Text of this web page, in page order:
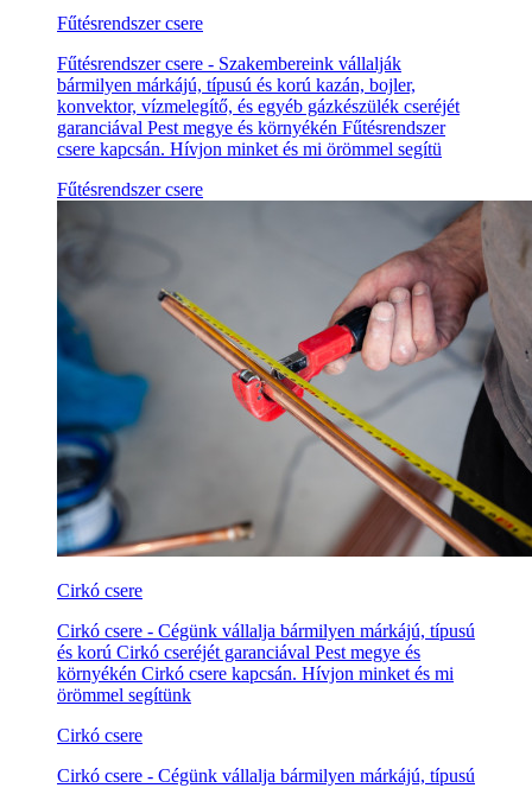
Fűtésrendszer csere
Fűtésrendszer csere - Szakembereink vállalják
bármilyen márkájú, típusú és korú kazán, bojler,
konvektor, vízmelegítő, és egyéb gázkészülék cseréjét
garanciával Pest megye és környékén Fűtésrendszer
csere kapcsán. Hívjon minket és mi örömmel segítü
Fűtésrendszer csere
Cirkó csere
Cirkó csere - Cégünk vállalja bármilyen márkájú, típusú
és korú Cirkó cseréjét garanciával Pest megye és
környékén Cirkó csere kapcsán. Hívjon minket és mi
örömmel segítünk
Cirkó csere
Cirkó csere - Cégünk vállalja bármilyen márkájú, típusú